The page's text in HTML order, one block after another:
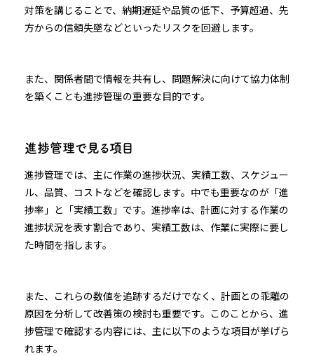
対策を講じることで、納期遅延や品質の低下、予算超過、先
方からの信頼失墜などといったリスクを回避します。
また、関係者間で情報を共有し、問題解決に向けて協力体制
を築くことも進捗管理の重要な目的です。
進捗管理で見る項目
進捗管理では、主に作業の進捗状況、実績工数、スケジュー
ル、品質、コストなどを確認します。中でも重要なのが「進
捗率」と「実績工数」です。進捗率は、計画に対する作業の
進捗状況を表す割合であり、実績工数は、作業に実際に要し
た時間を指します。
また、これらの数値を追跡するだけでなく、計画との乖離の
原因を分析して改善策の検討も重要です。このことから、進
捗管理で確認する内容には、主に以下のような項目が挙げら
れます。